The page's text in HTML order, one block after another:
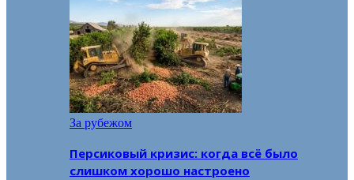
За рубежом
Персиковый кризис: когда всё было
слишком хорошо настроено